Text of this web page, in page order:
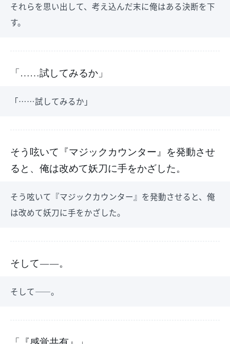
それらを思い出して、考え込んだ末に俺はある決断を下
す。
「……試してみるか」
「……試してみるか」
そう呟いて『マジックカウンター』を発動させ
ると、俺は改めて妖刀に手をかざした。
そう呟いて『マジックカウンター』を発動させると、俺
は改めて妖刀に手をかざした。
そして――。
そして――。